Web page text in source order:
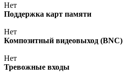
Нет
Поддержка карт памяти
Нет
Композитный видеовыход (BNC)
Нет
Тревожные входы